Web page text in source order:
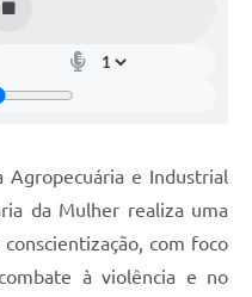
Agropecuária e Industrial
da Mulher realiza uma
com foco
à violência e no